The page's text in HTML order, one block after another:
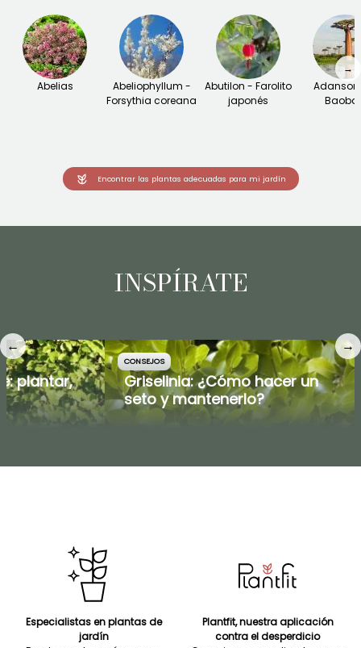
Abelias
Abeliophyllum -
Forsythia coreana
Abutilon - Farolito
japonés
→
Encontrar las plantas adecuadas para mi jardín
INSPÍRATE
plantar,
CONSEJOS
Griselinia: ¿Cómo hacer un
seto y mantenerlo?
← →
Especialistas en plantas de
jardín
Plantfit, nuestra aplicación
contra el desperdicio